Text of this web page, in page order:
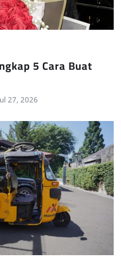
5 Cara Buat
27, 2026